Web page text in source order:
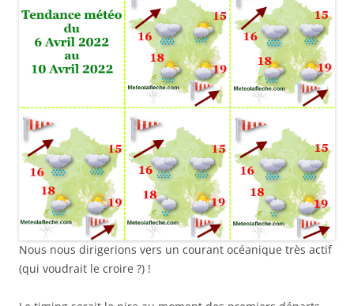
Nous nous dirigerions vers un courant océanique très actif
(qui voudrait le croire ?) !